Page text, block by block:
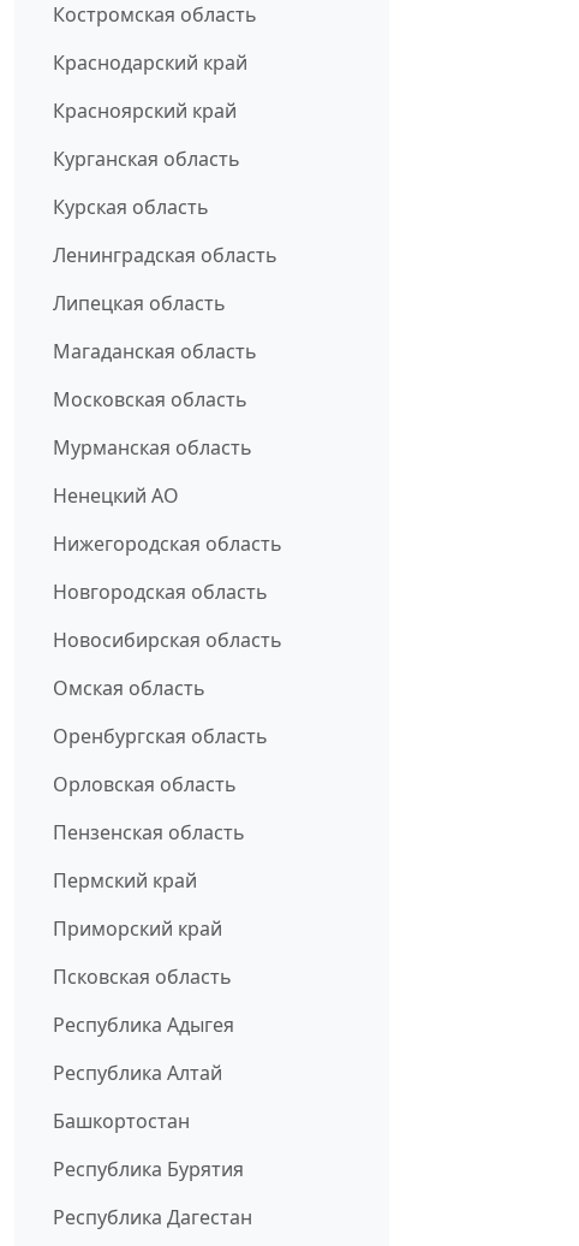
Костромская область
Краснодарский край
Красноярский край
Курганская область
Курская область
Ленинградская область
Липецкая область
Магаданская область
Московская область
Мурманская область
Ненецкий АО
Нижегородская область
Новгородская область
Новосибирская область
Омская область
Оренбургская область
Орловская область
Пензенская область
Пермский край
Приморский край
Псковская область
Республика Адыгея
Республика Алтай
Башкортостан
Республика Бурятия
Республика Дагестан